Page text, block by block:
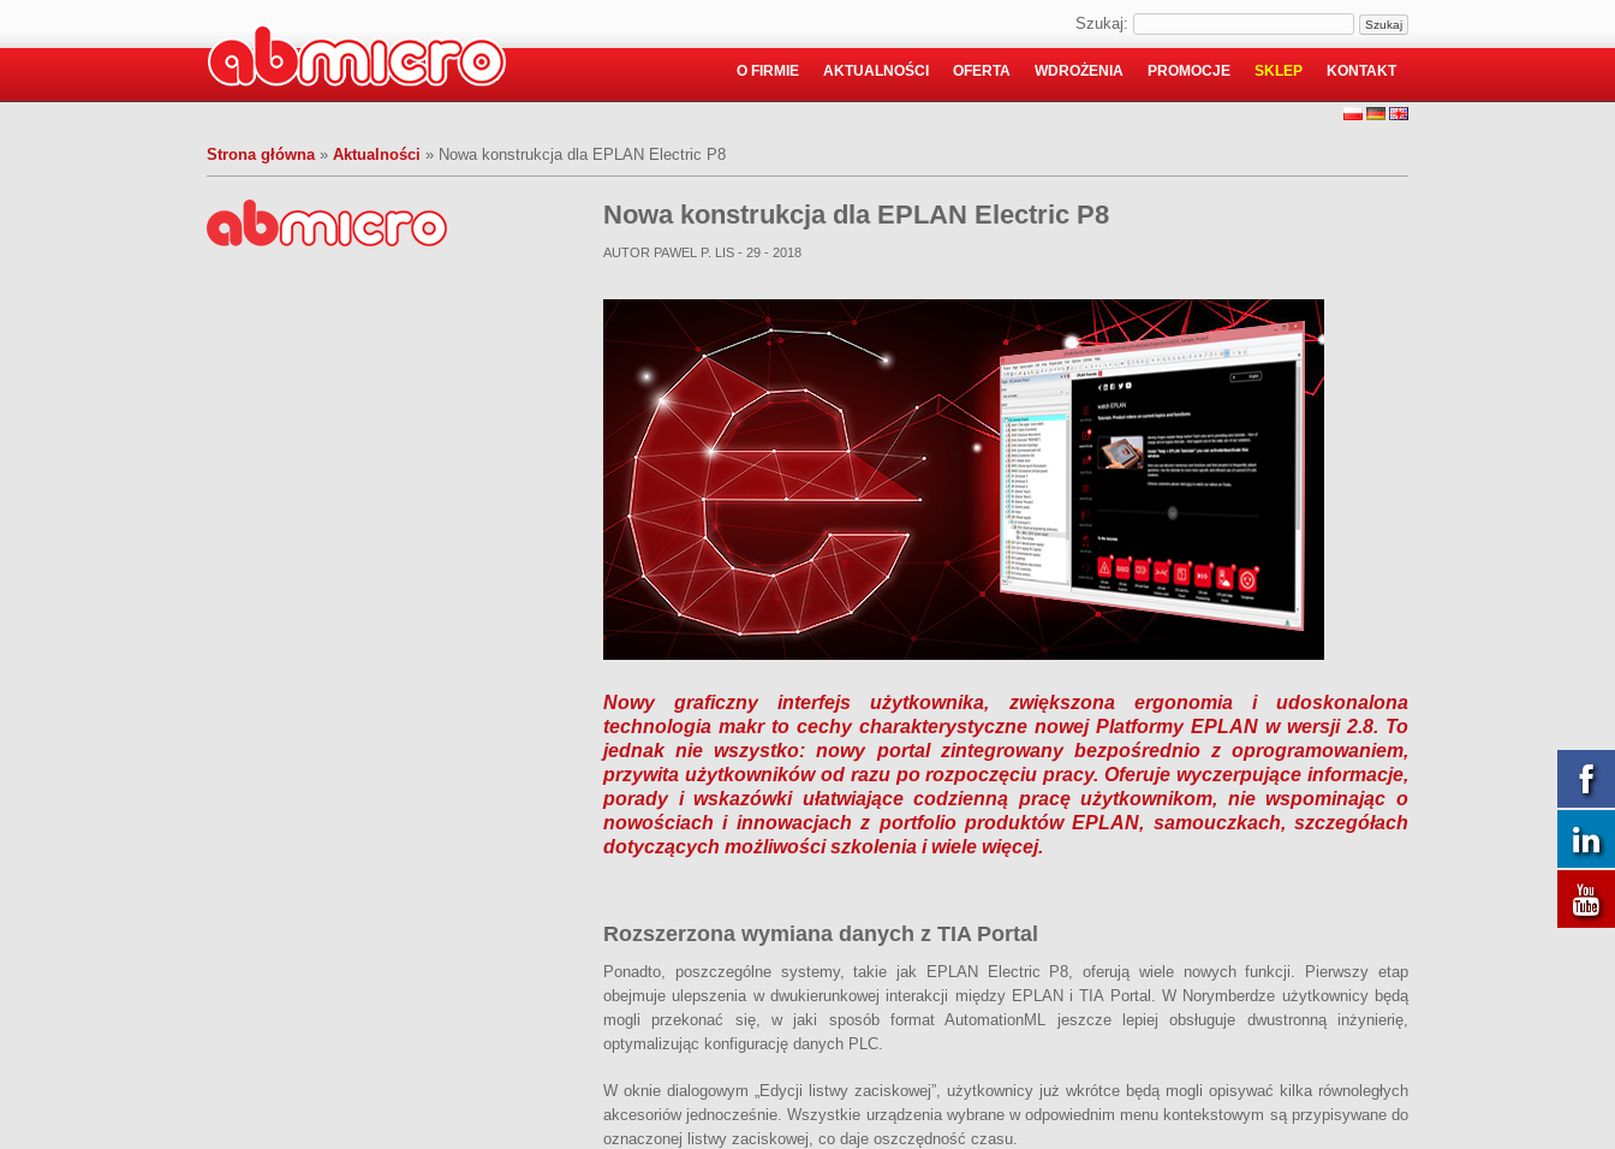
Szukaj:
O FIRMIE AKTUALNOŚCI OFERTA WDROŻENIA PROMOCJE SKLEP KONTAKT
Strona główna» Aktualności » Nowa konstrukcja dla EPLAN Electric P8
Nowa konstrukcja dla EPLAN Electric P8
AUTOR PAWEL P. LIS - 29 - 2018
Nowy graficzny interfejs użytkownika, zwiększona ergonomia i udoskonalona
technologia makr to cechy charakterystyczne nowej Platformy EPLAN w wersji 2.8. To
jednak nie wszystko: nowy portal zintegrowany bezpośrednio z oprogramowaniem,
przywita użytkowników od razu po rozpoczęciu pracy. Oferuje wyczerpujące informacje,
porady i wskazówki ułatwiające codzienną pracę użytkownikom, nie wspominając o
nowościach i innowacjach z portfolio produktów EPLAN, samouczkach, szczegółach
dotyczących możliwości szkolenia i wiele więcej.
Rozszerzona wymiana danych z TIA Portal
Ponadto, poszczególne systemy, takie jak EPLAN Electric P8, oferują wiele nowych funkcji. Pierwszy etap
obejmuje ulepszenia w dwukierunkowej interakcji między EPLAN i TIA Portal. W Norymberdze użytkownicy będą
mogli przekonać się, w jaki sposób format AutomationML jeszcze lepiej obsługuje dwustronną inżynierię,
optymalizując konfigurację danych PLC.
W oknie dialogowym „Edycji listwy zaciskowej”, użytkownicy już wkrótce będą mogli opisywać kilka równoległych
akcesoriów jednocześnie. Wszystkie urządzenia wybrane w odpowiednim menu kontekstowym są przypisywane do
oznaczonej listwy zaciskowej, co daje oszczędność czasu.